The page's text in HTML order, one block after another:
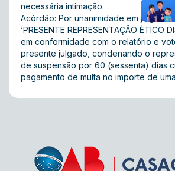
necessária intimação.
Acórdão: Por unanimidade em julgar
‘PRESENTE REPRESENTAÇÃO ÉTICO
em conformidade com o relatório e
presente julgado, condenando o
de suspensão por 60 (sessenta) dias
pagamento de multa no importe de